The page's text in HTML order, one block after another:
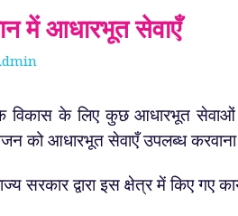
में आधारभूत सेवाएँ
के लिए कुछ आधारभूत सेवाओं
को आधारभूत सेवाएँ उपलब्ध करवाना
द्वारा इस क्षेत्र में किए गए